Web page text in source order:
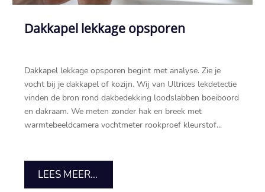
Dakkapel lekkage opsporen
Dakkapel lekkage opsporen begint met analyse.​ Zie je
vocht bij je dakkapel of kozijn.​ Wij van Ultrices lekdetectie
vinden de bron rond dakbedekking loodslabben boeiboord
en dakraam.​ We meten zonder hak en breek met
warmtebeeldcamera vochtmeter rookproef kleurstof...
LEES MEER...